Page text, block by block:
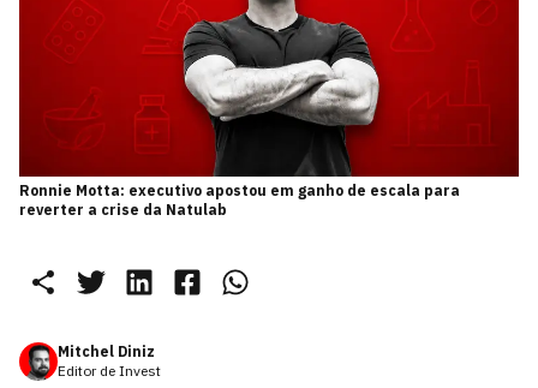
Ronnie Motta: executivo apostou em ganho de escala para
reverter a crise da Natulab
Mitchel Diniz
Editor de Invest